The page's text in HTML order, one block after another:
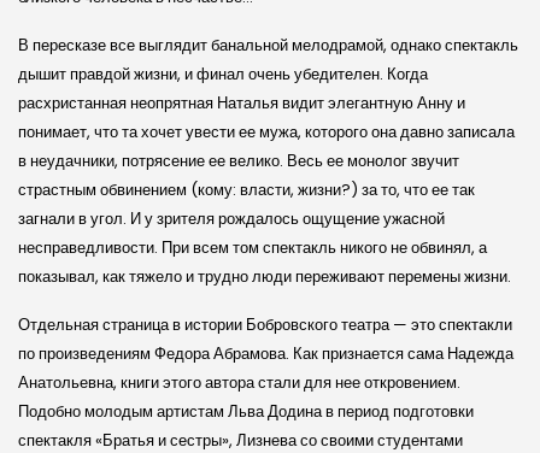
В пересказе все выглядит банальной мелодрамой, однако спектакль
дышит правдой жизни, и финал очень убедителен. Когда
расхристанная неопрятная Наталья видит элегантную Анну и
понимает, что та хочет увести ее мужа, которого она давно записала
в неудачники, потрясение ее велико. Весь ее монолог звучит
страстным обвинением (кому: власти, жизни?) за то, что ее так
загнали в угол. И у зрителя рождалось ощущение ужасной
несправедливости. При всем том спектакль никого не обвинял, а
показывал, как тяжело и трудно люди переживают перемены жизни.
Отдельная страница в истории Боб­ров­ского театра — это спектакли
по произведениям Федора Абрамова. Как признается сама Надежда
Анатольевна, книги этого автора стали для нее откровением.
Подобно молодым артистам Льва Додина в период подготовки
спектакля «Братья и сестры», Лизнева со своими студентами